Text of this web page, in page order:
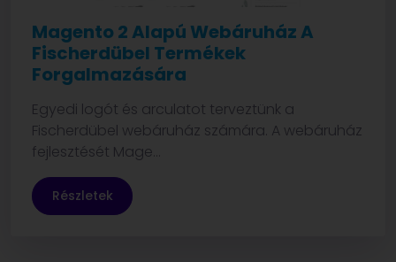
Magento 2 Alapú Webáruház A
Fischerdübel Termékek
Forgalmazására
Egyedi logót és arculatot terveztünk a
Fischerdübel webáruház számára. A webáruház
fejlesztését Mage...
Részletek